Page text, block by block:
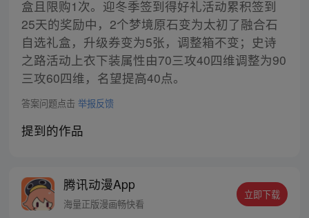
盒且限购1次。迎冬季签到得好礼活动累积签到
25天的奖励中，2个梦境原石变为太初了融合石
自选礼盒，升级券变为5张，调整箱不变；史诗
之路活动上衣下装属性由70三攻40四维调整为90
三攻60四维，名望提高40点。
答案问题点击 举报反馈
提到的作品
腾讯动漫App
海量正版漫画畅快看
立即下载